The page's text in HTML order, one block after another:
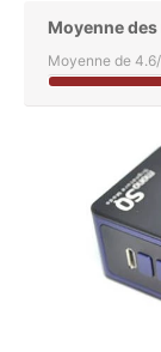
Moyenne
Moyenne de